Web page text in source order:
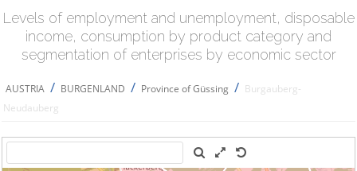
Levels of employment and unemployment, disposable
income, consumption by product category and
segmentation of enterprises by economic sector
AUSTRIA / BURGENLAND / Province of Güssing / Burgauberg-
Neudauberg